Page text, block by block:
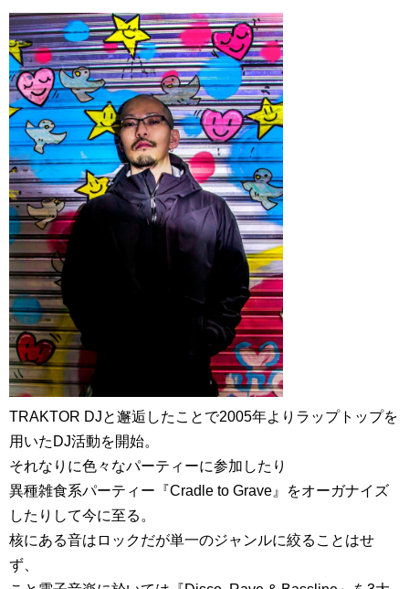
TRAKTOR DJと邂逅したことで2005年よりラップトップを
用いたDJ活動を開始。
それなりに色々なパーティーに参加したり
異種雑食系パーティー『Cradle to Grave』をオーガナイズ
したりして今に至る。
核にある音はロックだが単一のジャンルに絞ることはせ
ず、